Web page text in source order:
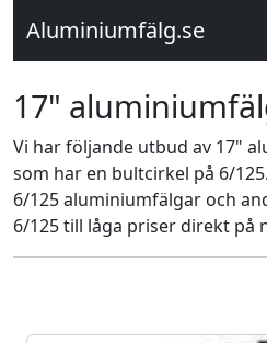
Aluminiumfälg.se
17"
Vi har följande utbud av 17"
som har en bultcirkel på 6/
6/125 aluminiumfälgar och
6/125 till låga priser direkt på